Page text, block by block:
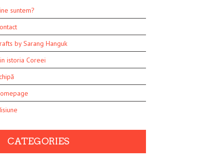
suntem?
by Sarang Hanguk
istoria Coreei
CATEGORIES